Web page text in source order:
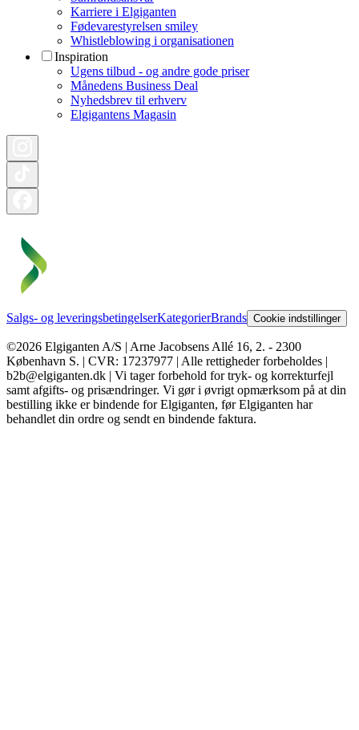
Karriere i Elgiganten
Fødevarestyrelsen smiley
Whistleblowing i organisationen
Inspiration
Ugens tilbud - og andre gode priser
Månedens Business Deal
Nyhedsbrev til erhverv
Elgigantens Magasin
Salgs- og leveringsbetingelserKategorierBrands Cookie indstillinger
©2026 Elgiganten A/S | Arne Jacobsens Allé 16, 2. - 2300
København S. | CVR: 17237977 | Alle rettigheder forbeholdes |
b2b@elgiganten.dk | Vi tager forbehold for tryk- og korrekturfejl
samt afgifts- og prisændringer. Vi gør i øvrigt opmærksom på at din
bestilling ikke er bindende for Elgiganten, før Elgiganten har
behandlet din ordre og sendt en bindende faktura.